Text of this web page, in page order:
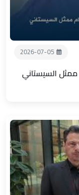
2026-07-05
السيستاني